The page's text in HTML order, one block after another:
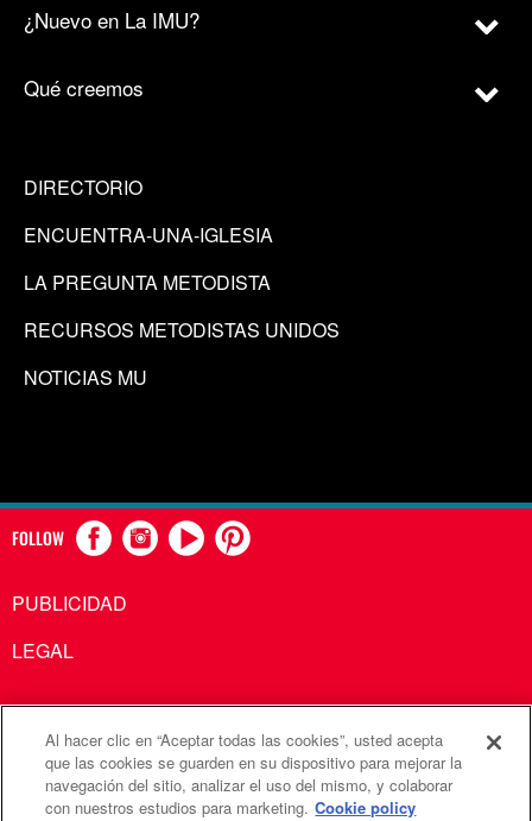
¿Nuevo en La IMU?
Qué creemos
DIRECTORIO
ENCUENTRA-UNA-IGLESIA
LA PREGUNTA METODISTA
RECURSOS METODISTAS UNIDOS
NOTICIAS MU
FOLLOW
PUBLICIDAD
LEGAL
Comunicaciones Metodistas Unidas es una agencia de la
Iglesia Metodista Unida
Al hacer clic en “Aceptar todas las cookies”, usted acepta
que las cookies se guarden en su dispositivo para mejorar la
navegación del sitio, analizar el uso del mismo, y colaborar
con nuestros estudios para marketing. Cookie policy